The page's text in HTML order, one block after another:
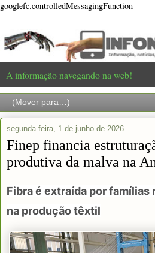
googlefc.controlledMessagingFunction
A informação navegando na web!
segunda-feira, 1 de junho de 2026
Finep financia
produtiva da malva na
Fibra é extraída por famílias
na produção têxtil